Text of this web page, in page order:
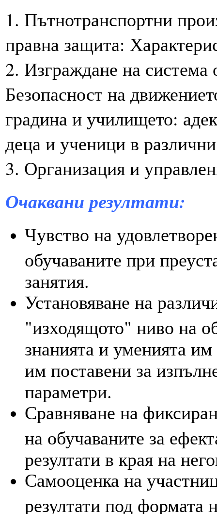
1. Пътнотранспортни
правна защита:
2. Изграждане на система
Безопасност на
градина и училището:
деца и ученици в
3. Организация и
Очаквани резултати:
Чувство на
обучаваните при
занятия.
Установяване на
"изходящото" ниво на
знанията и уменията им
им поставени за
параметри.
Сравняване на
на обучаваните за
резултати в края на
Самооценка на
резултати под формата